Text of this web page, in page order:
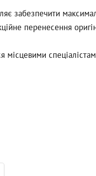
забезпечити
перенесення
місцевими